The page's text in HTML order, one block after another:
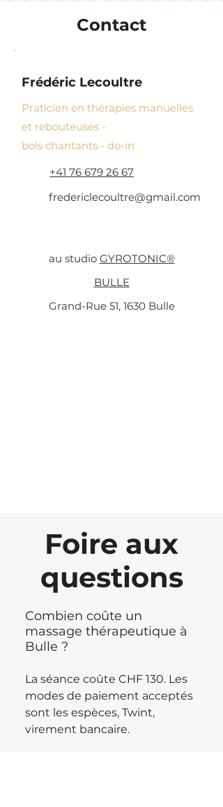
Contact
Frédéric Lecoultre
Praticien en thérapies manuelles
et rebouteuses -
bols chantants - do-in
+41 76 679 26 67
fredericlecoultre@gmail.com
au studio GYROTONIC®
BULLE
Grand-Rue 51, 1630 Bulle
Foire aux
questions
Combien coûte un
massage thérapeutique à
Bulle ?
La séance coûte CHF 130. Les
modes de paiement acceptés
sont les espèces, Twint,
virement bancaire.